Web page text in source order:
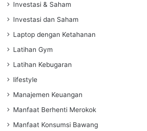
Investasi & Saham
Investasi dan Saham
Laptop dengan Ketahanan
Latihan Gym
Latihan Kebugaran
lifestyle
Manajemen Keuangan
Manfaat Berhenti Merokok
Manfaat Konsumsi Bawang